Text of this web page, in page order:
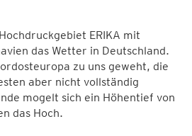
ERIKA mit
das Wetter in Deutschland.
zu uns geweht, die
aber nicht vollständig
mogelt sich ein Höhentief von
das Hoch.